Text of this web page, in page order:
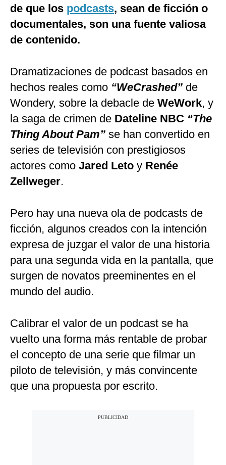
de que los podcasts, sean de ficción o
documentales, son una fuente valiosa
de contenido.
Dramatizaciones de podcast basados en
hechos reales como “WeCrashed” de
Wondery, sobre la debacle de WeWork, y
la saga de crimen de Dateline NBC “The
Thing About Pam” se han convertido en
series de televisión con prestigiosos
actores como Jared Leto y Renée
Zellweger.
Pero hay una nueva ola de podcasts de
ficción, algunos creados con la intención
expresa de juzgar el valor de una historia
para una segunda vida en la pantalla, que
surgen de novatos preeminentes en el
mundo del audio.
Calibrar el valor de un podcast se ha
vuelto una forma más rentable de probar
el concepto de una serie que filmar un
piloto de televisión, y más convincente
que una propuesta por escrito.